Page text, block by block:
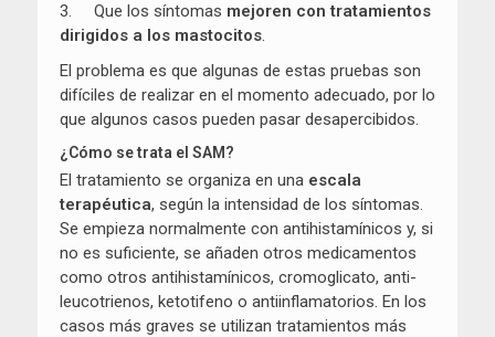
3. Que los síntomas mejoren con tratamientos
dirigidos a los mastocitos.
El problema es que algunas de estas pruebas son
difíciles de realizar en el momento adecuado, por lo
que algunos casos pueden pasar desapercibidos.
¿Cómo se trata el SAM?
El tratamiento se organiza en una escala
terapéutica, según la intensidad de los síntomas.
Se empieza normalmente con antihistamínicos y, si
no es suficiente, se añaden otros medicamentos
como otros antihistamínicos, cromoglicato, anti-
leucotrienos, ketotifeno o antiinflamatorios. En los
casos más graves se utilizan tratamientos más